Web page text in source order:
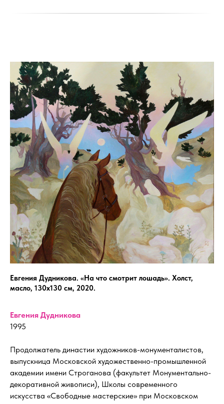
Евгения Дудникова. «На что смотрит лошадь». Холст,
масло, 130х130 см, 2020.
Евгения Дудникова
1995
Продолжатель династии художников-монументалистов,
выпускница Московской художественно-промышленной
академии имени Строганова (факультет Монументально-
декоративной живописи), Школы современного
искусства «Свободные мастерские» при Московском